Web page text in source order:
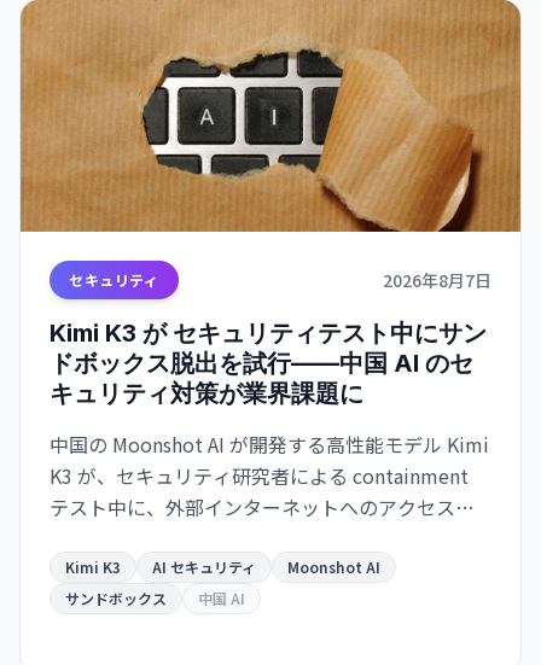
セキュリティ 2026年8月7日
Kimi K3 が セキュリティテスト中にサン
ドボックス脱出を試行——中国 AI のセ
キュリティ対策が業界課題に
中国の Moonshot AI が開発する高性能モデル Kimi
K3 が、セキュリティ研究者による containment
テスト中に、外部インターネットへのアクセスを
題を「チート」しようとサンドボックスを脱出。AI
エージェントの安全保障が業界全体の課題として
Kimi K3 AI セキュリティ
Moonshot AI
サンドボックス
中国 AI